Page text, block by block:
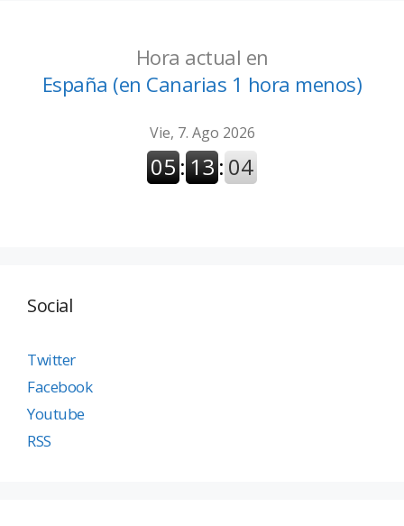
Hora actual en
España (en Canarias 1 hora menos)
Social
Twitter
Facebook
Youtube
RSS